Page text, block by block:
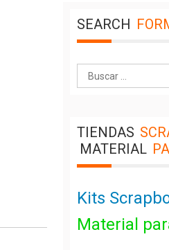
SEARCH
Buscar:
TIENDAS
MATERIAL
Kits
Material